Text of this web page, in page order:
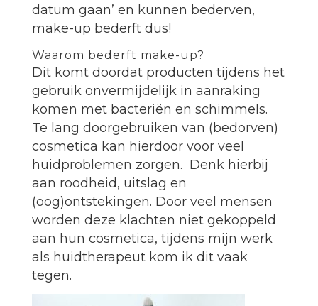
datum gaan’ en kunnen bederven,
make-up bederft dus!
Waarom bederft make-up?
Dit komt doordat producten tijdens het
gebruik onvermijdelijk in aanraking
komen met bacteriën en schimmels.
Te lang doorgebruiken van (bedorven)
cosmetica kan hierdoor voor veel
huidproblemen zorgen. Denk hierbij
aan roodheid, uitslag en
(oog)ontstekingen. Door veel mensen
worden deze klachten niet gekoppeld
aan hun cosmetica, tijdens mijn werk
als huidtherapeut kom ik dit vaak
tegen.